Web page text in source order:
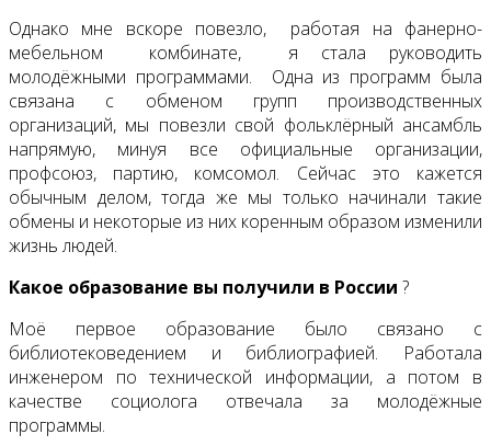
Однако мне вскоре повезло, работая на фанерно-
мебельном комбинате, я стала руководить
молодёжными программами. Одна из программ была
связана с обменом групп производственных
организаций, мы повезли свой фольклёрный ансамбль
напрямую, минуя все официальные организации,
профсоюз, партию, комсомол. Сейчас это кажется
обычным делом, тогда же мы только начинали такие
обмены и некоторые из них коренным образом изменили
жизнь людей.
Какое образование вы получили в России ?
Моё первое образование было связано с
библиотековедением и библиографией. Работала
инженером по технической информации, а потом в
качестве социолога отвечала за молодёжные
программы.